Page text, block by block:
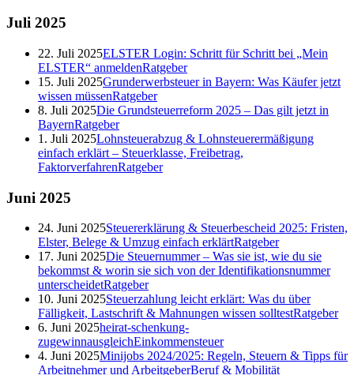
Juli 2025
22. Juli 2025ELSTER Login: Schritt für Schritt bei „Mein
ELSTER“ anmeldenRatgeber
15. Juli 2025Grunderwerbsteuer in Bayern: Was Käufer jetzt
wissen müssenRatgeber
8. Juli 2025Die Grundsteuerreform 2025 – Das gilt jetzt in
BayernRatgeber
1. Juli 2025Lohnsteuerabzug & Lohnsteuerermäßigung
einfach erklärt – Steuerklasse, Freibetrag,
FaktorverfahrenRatgeber
Juni 2025
24. Juni 2025Steuererklärung & Steuerbescheid 2025: Fristen,
Elster, Belege & Umzug einfach erklärtRatgeber
17. Juni 2025Die Steuernummer – Was sie ist, wie du sie
bekommst & worin sie sich von der Identifikationsnummer
unterscheidetRatgeber
10. Juni 2025Steuerzahlung leicht erklärt: Was du über
Fälligkeit, Lastschrift & Mahnungen wissen solltestRatgeber
6. Juni 2025heirat-schenkung-
zugewinnausgleichEinkommensteuer
4. Juni 2025Minijobs 2024/2025: Regeln, Steuern & Tipps für
Arbeitnehmer und ArbeitgeberBeruf & Mobilität